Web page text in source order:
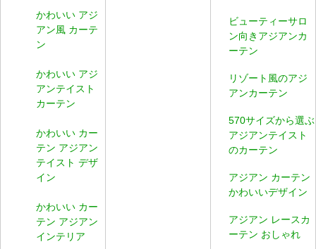
かわいい アジ
アン風 カーテ
ン
かわいい アジ
アンテイスト
カーテン
かわいい カー
テン アジアン
テイスト デザ
イン
かわいい カー
テン アジアン
インテリア
ビューティーサロ
ン向きアジアンカ
ーテン
リゾート風のアジ
アンカーテン
570サイズから選ぶ
アジアンテイスト
のカーテン
アジアン カーテン
かわいいデザイン
アジアン レースカ
ーテン おしゃれ